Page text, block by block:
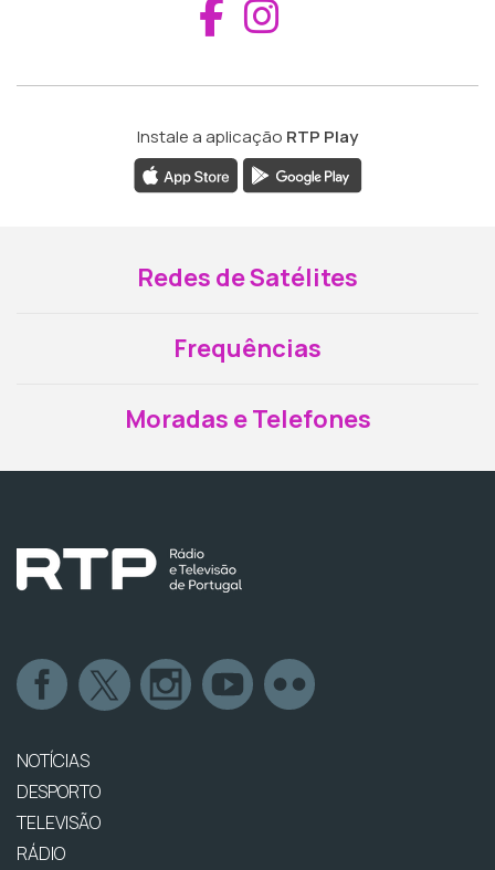
Aceder ao
Instale a aplicação RTP Play
Redes de Satélites
Frequências
Moradas e Telefones
NOTÍCIAS
DESPORTO
TELEVISÃO
RÁDIO